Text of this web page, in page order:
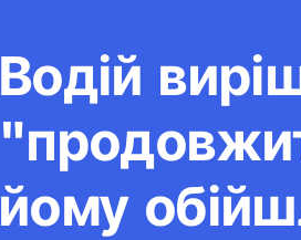
Водій
йому